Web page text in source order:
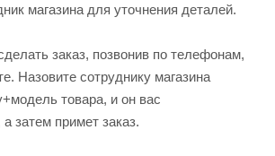
магазина для уточнения деталей.
заказ, позвонив по телефонам,
Назовите сотруднику магазина
товара, и он вас
а затем примет заказ.